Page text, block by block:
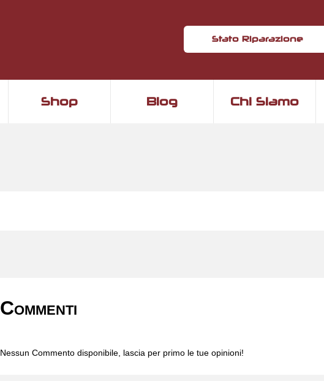
Stato Riparazione
Shop Blog Chi Siamo
Commenti
Nessun Commento disponibile, lascia per primo le tue opinioni!